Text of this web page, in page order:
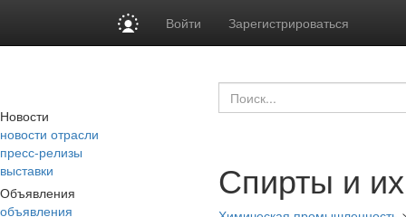
Войти Зарегистрироваться
Новости
новости отрасли
пресс-релизы
выставки
Объявления
объявления
Спирты и